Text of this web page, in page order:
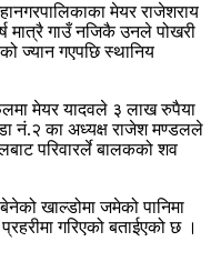
मेयर राजेशराय
मात्रै गाउँ नजिकै उनले पोखरी
ज्यान गएपछि स्थानिय
मेयर यादवले ३ लाख रुपैया
नं.२ का अध्यक्ष राजेश मण्डलले
परिवारर्ले बालकको शव
खाल्डोमा जमेको पानिमा
गरिएको बताईएको छ ।